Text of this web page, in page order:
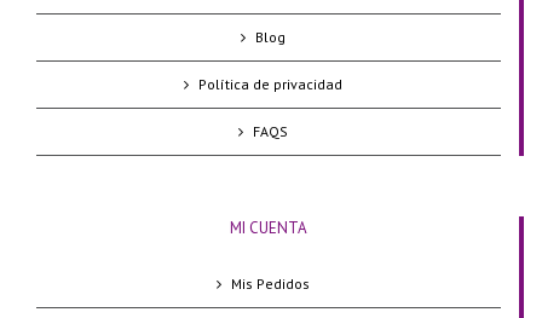
Blog
Política de privacidad
FAQS
MI CUENTA
Mis Pedidos